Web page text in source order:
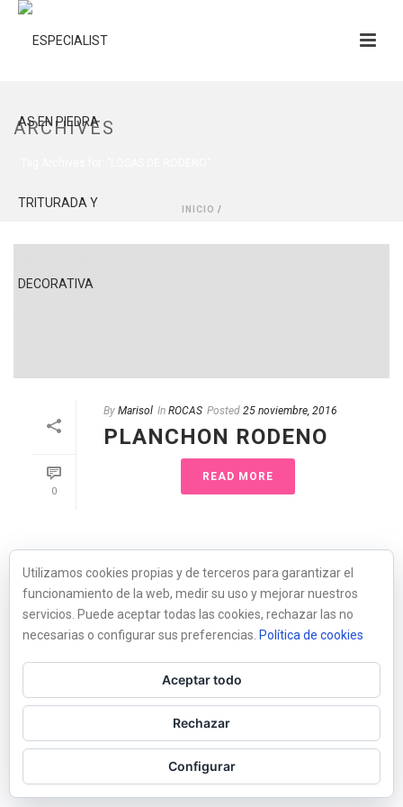
ARCHIVES
INICIO /
0
By Marisol In ROCAS Posted 25 noviembre, 2016
PLANCHON RODENO
READ MORE
Utilizamos cookies propias y de terceros para garantizar el
funcionamiento de la web, medir su uso y mejorar nuestros
servicios. Puede aceptar todas las cookies, rechazar las no
necesarias o configurar sus preferencias. Política de cookies
Aceptar todo
Rechazar
Configurar